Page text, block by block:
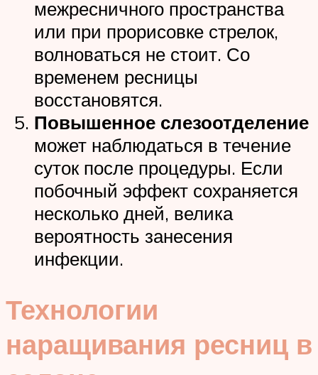
межресничного пространства
или при прорисовке стрелок,
волноваться не стоит. Со
временем ресницы
восстановятся.
Повышенное слезоотделение
может наблюдаться в течение
суток после процедуры. Если
побочный эффект сохраняется
несколько дней, велика
вероятность занесения
инфекции.
Технологии
наращивания ресниц в